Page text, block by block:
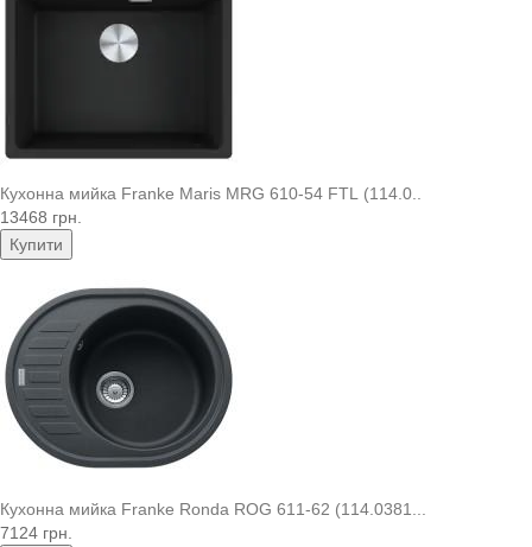
Кухонна мийка Franke Maris MRG 610-54 FTL (114.0..
13468 грн.
Купити
Кухонна мийка Franke Ronda ROG 611-62 (114.0381...
7124 грн.